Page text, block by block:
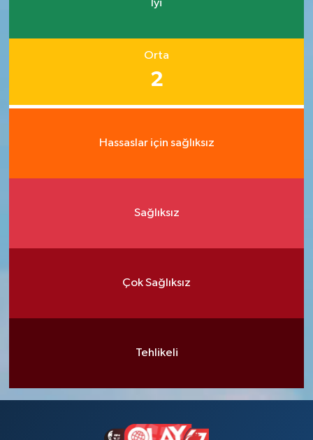
İyi
Orta
2
Hassaslar için sağlıksız
Sağlıksız
Çok Sağlıksız
Tehlikeli